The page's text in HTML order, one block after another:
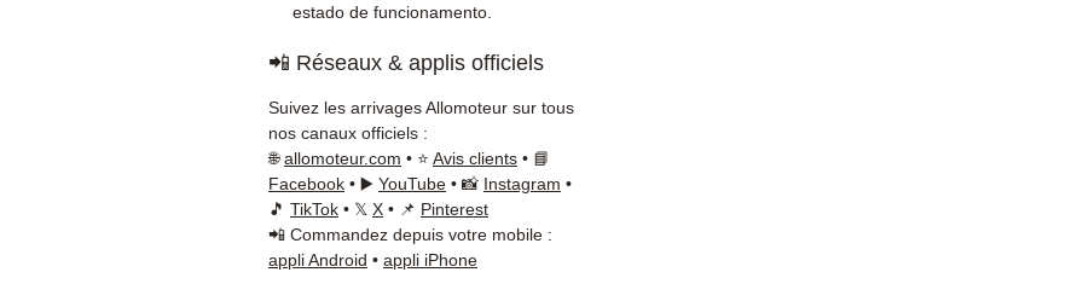
estado de funcionamento.
📲 Réseaux & applis officiels
Suivez les arrivages Allomoteur sur tous
nos canaux officiels :
🌐allomoteur.com • ⭐ Avis clients • 📘
Facebook • ▶️ YouTube • 📸 Instagram •
🎵 TikTok • 𝕏 X • 📌 Pinterest
📲 Commandez depuis votre mobile :
appli Android • appli iPhone